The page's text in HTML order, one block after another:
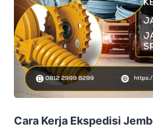
Cara Kerja Ekspedisi